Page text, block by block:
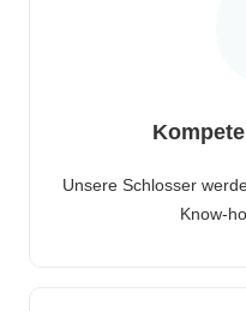
Unsere Schlosser
Know-